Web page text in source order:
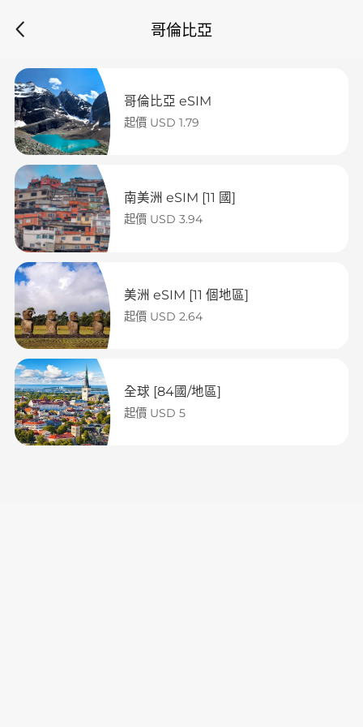
哥倫比亞
哥倫比亞 eSIM
起價 USD 1.79
南美洲 eSIM [11 國]
起價 USD 3.94
美洲 eSIM [11 個地區]
起價 USD 2.64
全球 [84國/地區]
起價 USD 5